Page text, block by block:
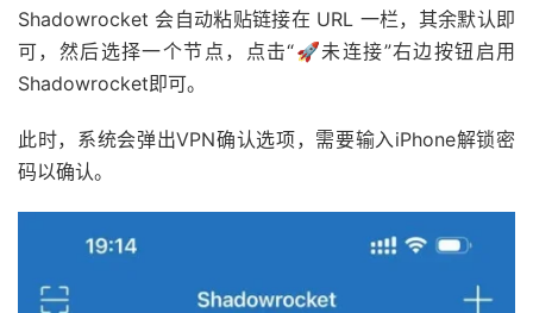
Shadowrocket 会自动粘贴链接在 URL 一栏，其余默认即
可，然后选择一个节点，点击“🚀未连接”右边按钮启用
Shadowrocket即可。
此时，系统会弹出VPN确认选项，需要输入iPhone解锁密
码以确认。